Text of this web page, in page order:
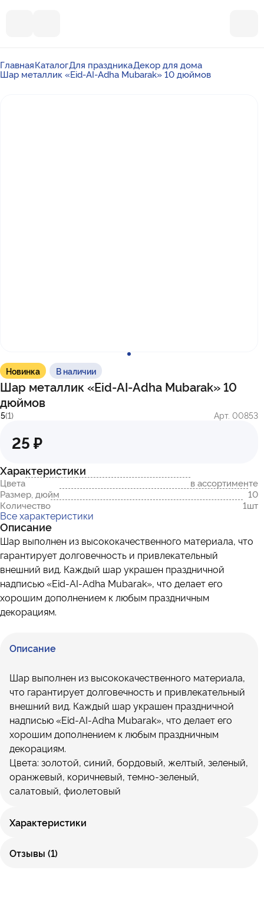
ГлавнаяКаталогДля праздникаДекор для дома
Шар металлик «Eid-AI-Adha Mubarak» 10 дюймов
Новинка В наличии
Шар металлик «Eid-AI-Adha Mubarak» 10
дюймов
5(1) Арт. 00853
Характеристики
Цвета
в ассортименте
Размер, дюйм
10
Количество
1шт
Все характеристики
Описание
Шар выполнен из высококачественного материала, что
гарантирует долговечность и привлекательный
внешний вид. Каждый шар украшен праздничной
надписью «Eid-AI-Adha Mubarak», что делает его
хорошим дополнением к любым праздничным
декорациям.
25 ₽
Описание
Шар выполнен из высококачественного материала,
что гарантирует долговечность и привлекательный
внешний вид. Каждый шар украшен праздничной
надписью «Eid-AI-Adha Mubarak», что делает его
хорошим дополнением к любым праздничным
декорациям.
Цвета: золотой, синий, бордовый, желтый, зеленый,
оранжевый, коричневый, темно-зеленый,
салатовый, фиолетовый
Характеристики
Отзывы (1)